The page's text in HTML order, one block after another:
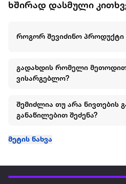
ხშირად დასმული
როგორ შევიძინო პროდუქტი
გადახდის რომელი მეთოდით
ვისარგებლო?
შემიძლია თუ არა ნივთების
განაწილებით შეძენა?
მეტის ნახვა